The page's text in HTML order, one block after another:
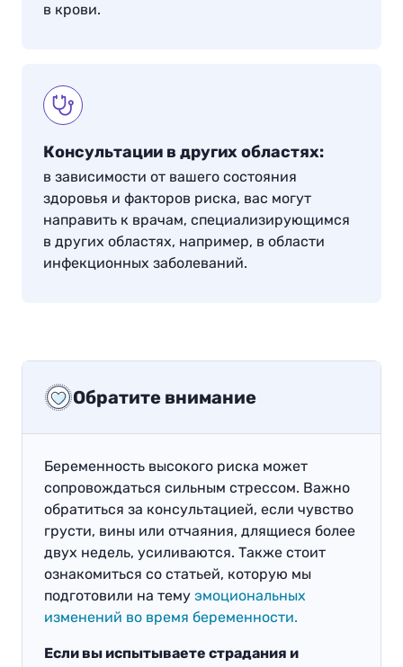
в крови.
Консультации в других областях:
в зависимости от вашего состояния
здоровья и факторов риска, вас могут
направить к врачам, специализирующимся
в других областях, например, в области
инфекционных заболеваний.
Обратите внимание
Беременность высокого риска может
сопровождаться сильным стрессом. Важно
обратиться за консультацией, если чувство
грусти, вины или отчаяния, длящиеся более
двух недель, усиливаются. Также стоит
ознакомиться со статьей, которую мы
подготовили на тему эмоциональных
изменений во время беременности.
Если вы испытываете страдания и